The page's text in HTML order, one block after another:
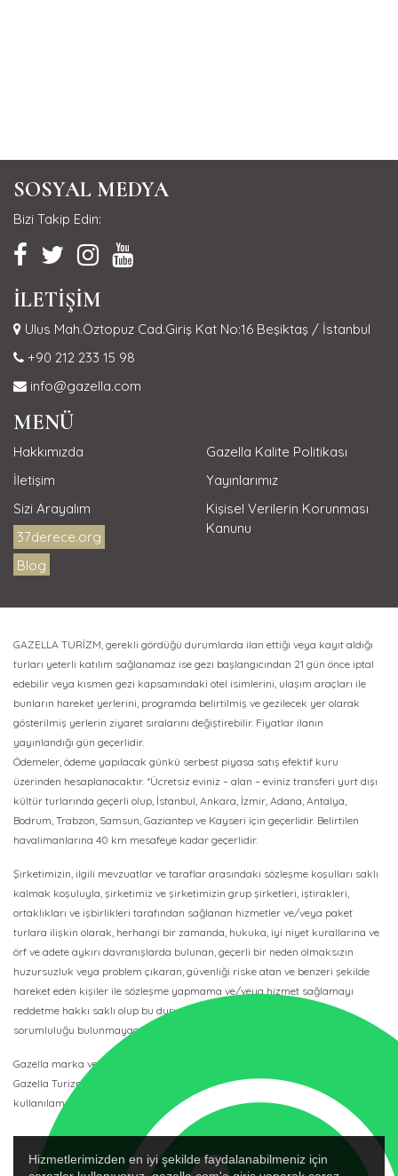
Hizmetlerimizden en iyi şekilde faydalanabilmeniz için
SOSYAL MEDYA
Bizi Takip Edin:
İLETİŞİM
Ulus Mah.Öztopuz Cad.Giriş Kat No:16 Beşiktaş / İstanbul
+90 212 233 15 98
info@gazella.com
MENÜ
Hakkımızda
İletişim
Sizi Arayalım
37derece.org
Blog
Gazella Kalite Politikası
Yayınlarımız
Kişisel Verilerin Korunması
Kanunu
GAZELLA TURİZM, gerekli gördüğü durumlarda ilan ettiği veya kayıt aldığı
turları yeterli katılım sağlanamaz ise gezi başlangıcından 21 gün önce iptal
edebilir veya kısmen gezi kapsamındaki otel isimlerini, ulaşım araçları ile
bunların hareket yerlerini, programda belirtilmiş ve gezilecek yer olarak
gösterilmiş yerlerin ziyaret sıralarını değiştirebilir. Fiyatlar ilanın
yayınlandığı gün geçerlidir.
Ödemeler, ödeme yapılacak günkü serbest piyasa satış efektif kuru
üzerinden hesaplanacaktır. *Ücretsiz eviniz – alan – eviniz transferi yurt dışı
kültür turlarında geçerli olup, İstanbul, Ankara, İzmir, Adana, Antalya,
Bodrum, Trabzon, Samsun, Gaziantep ve Kayseri için geçerlidir. Belirtilen
havalimanlarına 40 km mesafeye kadar geçerlidir.
Şirketimizin, ilgili mevzuatlar ve taraflar arasındaki sözleşme koşulları saklı
kalmak koşuluyla, şirketimiz ve şirketimizin grup şirketleri, iştirakleri,
ortaklıkları ve işbirlikleri tarafından sağlanan hizmetler ve/veya paket
turlara ilişkin olarak, herhangi bir zamanda, hukuka, iyi niyet kurallarına ve
örf ve adete aykırı davranışlarda bulunan, geçerli bir neden olmaksızın
huzursuzluk veya problem çıkaran, güvenliği riske atan ve benzeri şekilde
hareket eden kişiler ile sözleşme yapmama ve/veya hizmet sağlamayı
reddetme hakkı saklı olup bu durumda şirketimizin herhangi bir
sorumluluğu bulunmayacaktır.
Gazella marka ve logosu 88-21411 IATA Kodlu ve 3067 TURSAB Belge No’lu
Gazella Turizm’in tescilli ticari marka ve logosudur, başkası tarafından
kullanılamaz.